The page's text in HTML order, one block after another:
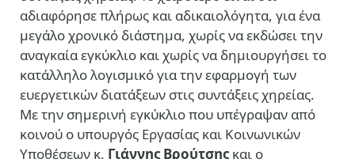
αδιαφόρησε πλήρως και αδικαιολόγητα, για ένα
μεγάλο χρονικό διάστημα, χωρίς να εκδώσει την
αναγκαία εγκύκλιο και χωρίς να δημιουργήσει το
κατάλληλο λογισμικό για την εφαρμογή των
ευεργετικών διατάξεων στις συντάξεις χηρείας.
Με την σημερινή εγκύκλιο που υπέγραψαν από
κοινού ο υπουργός Εργασίας και Κοινωνικών
Υποθέσεων κ. Γιάννης Βρούτσηςκαι ο